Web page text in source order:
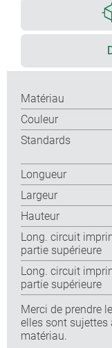
Matériau
Couleur
Standards
Longueur
Largeur
Hauteur
Long. circuit
partie supérieure
Long. circuit
partie supérieure
Merci de prendre
elles sont sujettes
matériau.